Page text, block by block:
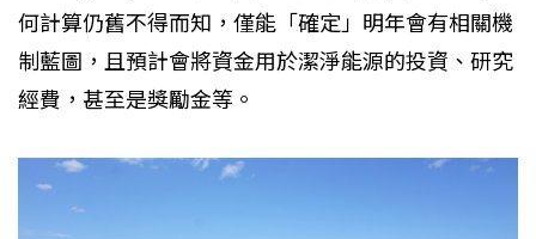
何計算仍舊不得而知，僅能「確定」明年會有相關機
制藍圖，且預計會將資金用於潔淨能源的投資、研究
經費，甚至是獎勵金等。